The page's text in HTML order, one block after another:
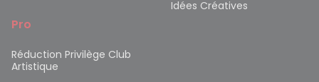
Idées Créatives
Pro
Réduction Privilège Club
Artistique